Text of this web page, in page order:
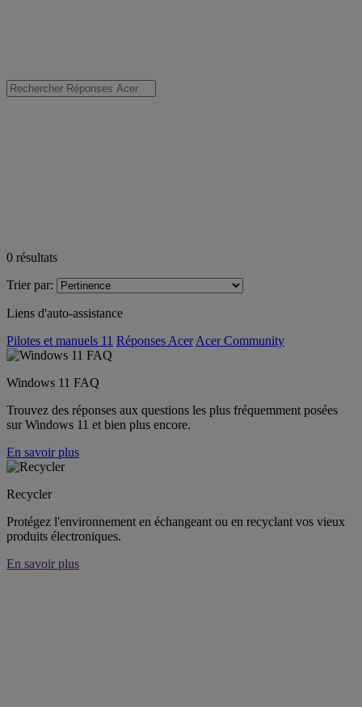
0 résultats
Trier par:
Liens d'auto-assistance
Pilotes et manuels 11 Réponses Acer Acer Community
Windows 11 FAQ
Trouvez des réponses aux questions les plus fréquemment posées
sur Windows 11 et bien plus encore.
En savoir plus
Recycler
Protégez l'environnement en échangeant ou en recyclant vos vieux
produits électroniques.
En savoir plus